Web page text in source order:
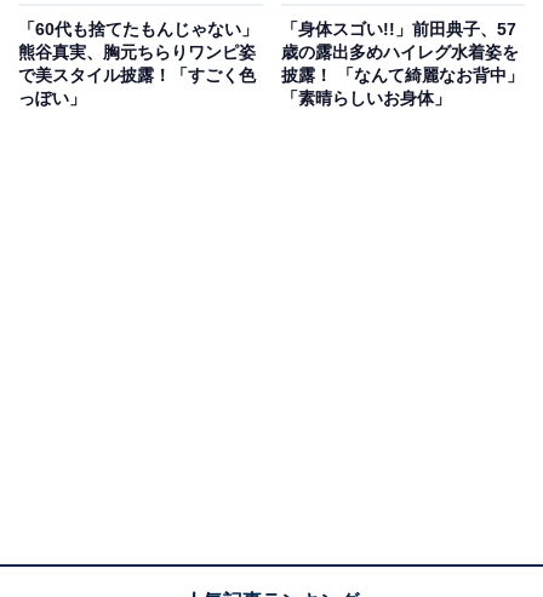
「60代も捨てたもんじゃない」
熊谷真実、胸元ちらりワンピ姿
で美スタイル披露！「すごく色
っぽい」
「身体スゴい!!」前田典子、57
歳の露出多めハイレグ水着姿を
披露！ 「なんて綺麗なお背中」
「素晴らしいお身体」